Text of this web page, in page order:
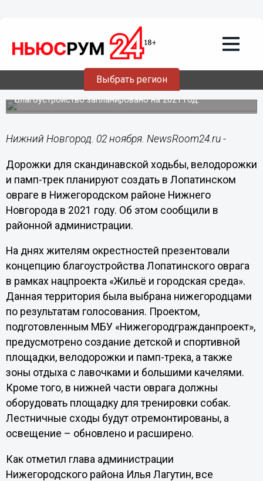
Выбрать регион
02.11.202016:38
Дорожки для скандинавской ходьбы
могут появиться в Лопатинском овраге
Благоустройство запланировано на 2021 год.
Нижний Новгород. 02 ноября. NewsRoom24.ru -
Дорожки для скандинавской ходьбы, велодорожки
и памп-трек планируют создать в Лопатинском
овраге в Нижегородском районе Нижнего
Новгорода в 2021 году. Об этом сообщили в
районной администрации.
На днях жителям окрестностей презентовали
концепцию благоустройства Лопатинского оврага
в рамках нацпроекта «Жильё и городская среда».
Данная территория была выбрана нижегородцами
по результатам голосования. Проектом,
подготовленным МБУ «Нижегородгражданпроект»,
предусмотрено создание детской и спортивной
площадки, велодорожки и памп-трека, а также
зоны отдыха с лавочками и большими качелями.
Кроме того, в нижней части оврага должны
оборудовать площадку для тренировки собак.
Лестничные сходы будут отремонтированы, а
освещение – обновлено и расширено.
Как отметил глава администрации
Нижегородского района Илья Лагутин, все